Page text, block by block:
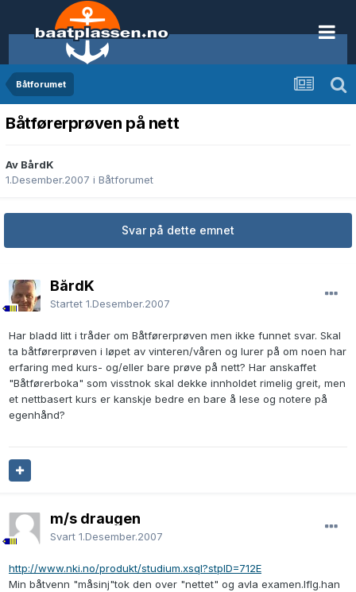
Båtforumet
Båtførerprøven på nett
Av BårdK
1.Desember.2007 i Båtforumet
Svar på dette emnet
BårdK
Startet 1.Desember.2007
Har bladd litt i tråder om Båtførerprøven men ikke funnet svar. Skal
ta båtførerprøven i løpet av vinteren/våren og lurer på om noen har
erfaring med kurs- og/eller bare prøve på nett? Har anskaffet
"Båtførerboka" som visstnok skal dekke innholdet rimelig greit, men
et nettbasert kurs er kanskje bedre en bare å lese og notere på
egenhånd?
m/s draugen
Svart 1.Desember.2007
http://www.nki.no/produkt/studium.xsql?stpID=712E
Min båtvenn "måsinj"tok den over "nettet" og avla examen.Iflg.han